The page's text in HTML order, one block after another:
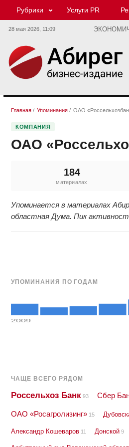
Рубрики Услуги PR
28 мая 2026, 11:09
Главная / Упоминания / ОАО
КОМПАНИЯ
ОАО
184
материалах
Упоминается в материалах
областная Дума. Пик
УПОМИНАНИЯ ПО ГОДАМ
2009
ЧАЩЕ ВСЕГО РЯДОМ
Россельхоз Банк 93 Сбер
ОАО «Росагролизинг» 15
Александр Кошеваров 11 Донской 9